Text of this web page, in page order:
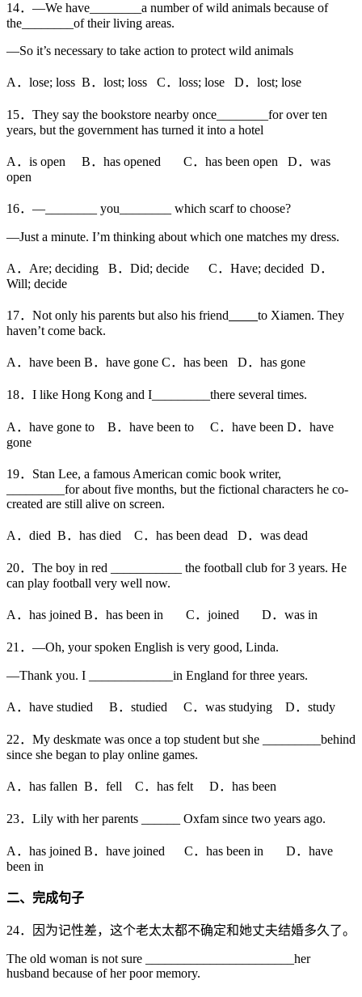
14．—We have________a number of wild animals because of
the________of their living areas.
—So it’s necessary to take action to protect wild animals
A．lose; loss B．lost; loss C．loss; lose D．lost; lose
15．They say the bookstore nearby once________for over ten
years, but the government has turned it into a hotel
A．is open B．has opened C．has been open D．was
open
16．—________ you________ which scarf to choose?
—Just a minute. I’m thinking about which one matches my dress.
A．Are; deciding B．Did; decide C．Have; decided D．
Will; decide
17．Not only his parents but also his friend
to Xiamen. They
haven’t come back.
A．have been B．have gone C．has been D．has gone
18．I like Hong Kong and I_________there several times.
A．have gone to B．have been to C．have been D．have
gone
19．Stan Lee, a famous American comic book writer,
_________for about five months, but the fictional characters he co-
created are still alive on screen.
A．died B．has died C．has been dead D．was dead
20．The boy in red ___________ the football club for 3 years. He
can play football very well now.
A．has joined B．has been in C．joined D．was in
21．—Oh, your spoken English is very good, Linda.
—Thank you. I _____________in England for three years.
A．have studied B．studied C．was studying D．study
22．My deskmate was once a top student but she _________behind
since she began to play online games.
A．has fallen B．fell C．has felt D．has been
23．Lily with her parents ______ Oxfam since two years ago.
A．has joined B．have joined C．has been in D．have
been in
二、完成句子
24．因为记性差，这个老太太都不确定和她丈夫结婚多久了。
The old woman is not sure _______________________her
husband because of her poor memory.